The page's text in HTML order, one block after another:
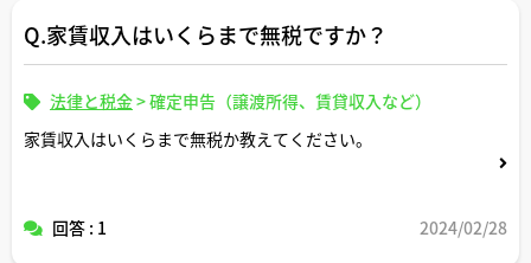
Q.家賃収入はいくらまで無税ですか？
法律と税金>確定申告（譲渡所得、賃貸収入など）
家賃収入はいくらまで無税か教えてください。
回答 : 1 2024/02/28